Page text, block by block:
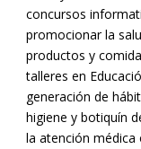
concursos
promocionar la
productos y
talleres en
generación de
higiene y botiquín
la atención médica